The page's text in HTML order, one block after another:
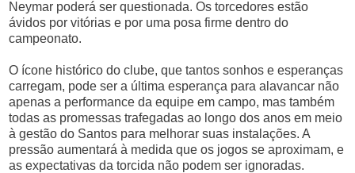
Neymar poderá ser questionada. Os torcedores estão
ávidos por vitórias e por uma posa firme dentro do
campeonato.
O ícone histórico do clube, que tantos sonhos e esperanças
carregam, pode ser a última esperança para alavancar não
apenas a performance da equipe em campo, mas também
todas as promessas trafegadas ao longo dos anos em meio
à gestão do Santos para melhorar suas instalações. A
pressão aumentará à medida que os jogos se aproximam, e
as expectativas da torcida não podem ser ignoradas.